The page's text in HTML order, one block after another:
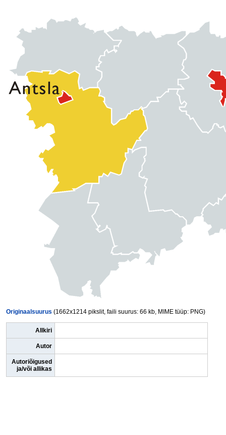
Originaalsuurus (1662x1214 pikslit, faili suurus: 66 kb, MIME tüüp: PNG)
Allkiri
Autor
Autoriõigused
ja/või allikas